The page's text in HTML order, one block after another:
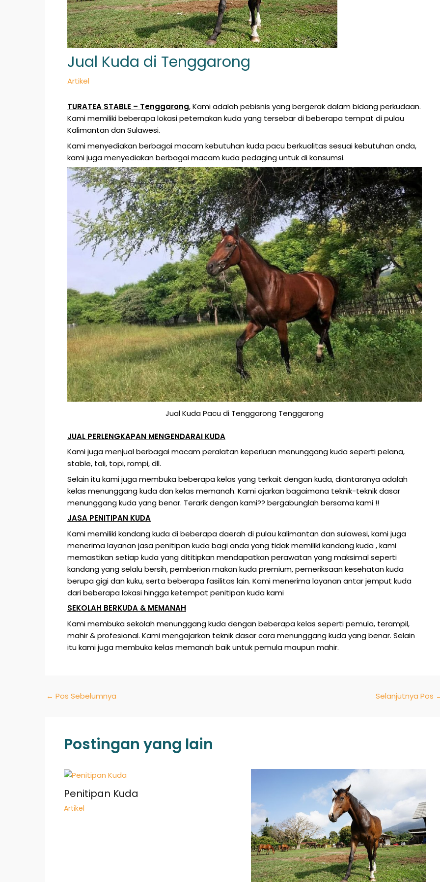
Jual Kuda di Tenggarong
Artikel
TURATEA STABLE – Tenggarong, Kami adalah pebisnis yang bergerak dalam bidang perkudaan.
Kami memiliki beberapa lokasi peternakan kuda yang tersebar di beberapa tempat di pulau
Kalimantan dan Sulawesi.
Kami menyediakan berbagai macam kebutuhan kuda pacu berkualitas sesuai kebutuhan anda,
kami juga menyediakan berbagai macam kuda pedaging untuk di konsumsi.
Jual Kuda Pacu di Tenggarong Tenggarong
JUAL PERLENGKAPAN MENGENDARAI KUDA
Kami juga menjual berbagai macam peralatan keperluan menunggang kuda seperti pelana,
stable, tali, topi, rompi,dll.
Selain itu kami juga membuka beberapa kelas yang terkait dengan kuda,diantaranya adalah
kelas menunggang kuda dan kelas memanah. Kami ajarkan bagaimana teknik-teknik dasar
menunggang kuda yang benar. Terarik dengan kami?? bergabunglah bersama kami !!
JASA PENITIPAN KUDA
Kami memiliki kandang kuda di beberapa daerah di pulau kalimantan dan sulawesi, kami juga
menerima layanan jasa penitipan kuda bagi anda yang tidak memiliki kandang kuda , kami
memastikan setiap kuda yang dititipkan mendapatkan perawatan yang maksimal seperti
kandang yang selalu bersih, pemberian makan kuda premium, pemeriksaan kesehatan kuda
berupa gigi dan kuku, serta beberapa fasilitas lain. Kami menerima layanan antar jemput kuda
dari beberapa lokasi hingga ketempat penitipan kuda kami
SEKOLAH BERKUDA & MEMANAH
Kami membuka sekolah menunggang kuda dengan beberapa kelas seperti pemula, terampil,
mahir & profesional. Kami mengajarkan teknik dasar cara menunggang kuda yang benar. Selain
itu kami juga membuka kelas memanah baik untuk pemula maupun mahir.
← Pos Sebelumnya Selanjutnya Pos
Postingan yang lain
Penitipan Kuda
Artikel